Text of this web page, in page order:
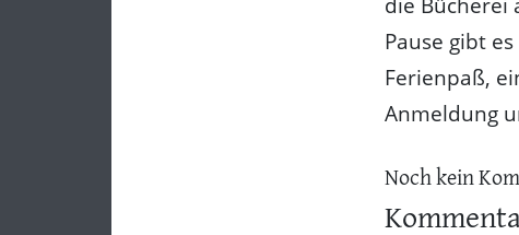
Pause gibt
Ferienpaß,
Anmeldung
Noch kein